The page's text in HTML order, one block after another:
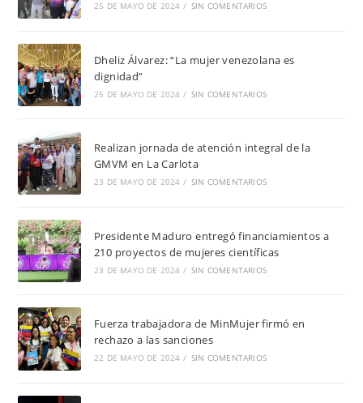
25 DE MAYO DE 2024 / SIN COMENTARIOS
Dheliz Álvarez: “La mujer venezolana es
dignidad”
25 DE MAYO DE 2024 / SIN COMENTARIOS
Realizan jornada de atención integral de la
GMVM en La Carlota
23 DE MAYO DE 2024 / SIN COMENTARIOS
Presidente Maduro entregó financiamientos a
210 proyectos de mujeres científicas
23 DE MAYO DE 2024 / SIN COMENTARIOS
Fuerza trabajadora de MinMujer firmó en
rechazo a las sanciones
22 DE MAYO DE 2024 / SIN COMENTARIOS